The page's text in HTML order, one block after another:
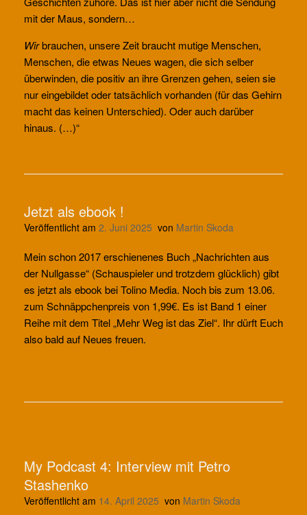
mit der Maus, sondern…
Wirbrauchen, unsere Zeit braucht mutige Menschen,
Menschen, die etwas Neues wagen, die sich selber
überwinden, die positiv an ihre Grenzen gehen, seien sie
nur eingebildet oder tatsächlich vorhanden (für das Gehirn
macht das keinen Unterschied). Oder auch darüber
hinaus. (…)“
Jetzt als ebook !
Veröffentlicht am 2. Juni 2025 von Martin Skoda
Mein schon 2017 erschienenes Buch „Nachrichten aus
der Nullgasse“ (Schauspieler und trotzdem glücklich) gibt
es jetzt als ebook bei Tolino Media. Noch bis zum 13.06.
zum Schnäppchenpreis von 1,99€. Es ist Band 1 einer
Reihe mit dem Titel „Mehr Weg ist das Ziel“. Ihr dürft Euch
also bald auf Neues freuen.
My Podcast 4: Interview mit Petro
Stashenko
Veröffentlicht am 14. April 2025 von Martin Skoda